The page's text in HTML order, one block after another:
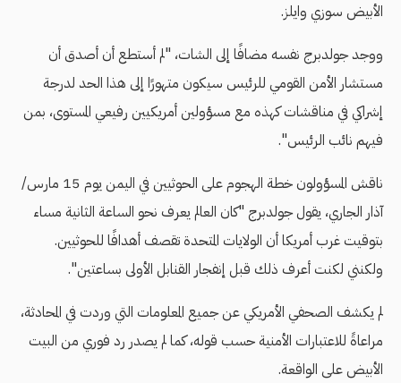
الأبيض سوزي وايلز.
ووجد جولدبرج نفسه مضافًا إلى الشات، "لم أستطع أن أصدق أن
مستشار الأمن القومي للرئيس سيكون متهورًا إلى هذا الحد لدرجة
إشراكي في مناقشات كهذه مع مسؤولين أمريكيين رفيعي المستوى، بمن
فيهم نائب الرئيس".
ناقش المسؤولون خطة الهجوم على الحوثيين في اليمن يوم 15 مارس/
آذار الجاري، يقول جولدبرج "كان العالم يعرف نحو الساعة الثانية مساء
بتوقيت غرب أمريكا أن الولايات المتحدة تقصف أهدافًا للحوثيين.
ولكنني لكنت أعرف ذلك قبل إنفجار القنابل الأولى بساعتين".
لم يكشف الصحفي الأمريكي عن جميع المعلومات التي وردت في المحادثة،
مراعاةً للاعتبارات الأمنية حسب قوله، كما لم يصدر رد فوري من البيت
الأبيض على الواقعة.